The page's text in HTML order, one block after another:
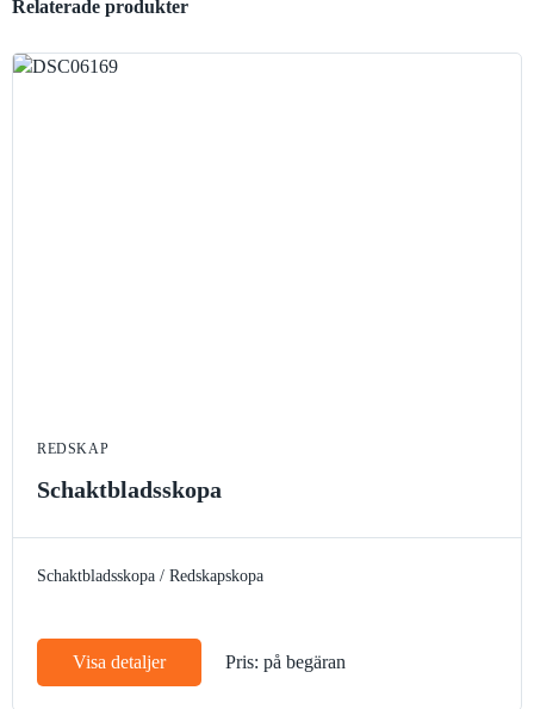
Relaterade produkter
REDSKAP
Schaktbladsskopa
Schaktbladsskopa / Redskapskopa
Visa detaljer Pris: på begäran